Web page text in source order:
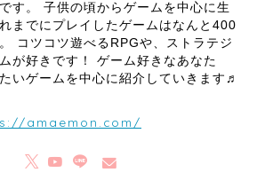
す。 子供の頃からゲームを中心に生
までにプレイしたゲームはなんと400
コツコツ遊べるRPGや、ストラテジ
が好きです！ ゲーム好きなあなた
いゲームを中心に紹介していきます♬
amaemon.com/